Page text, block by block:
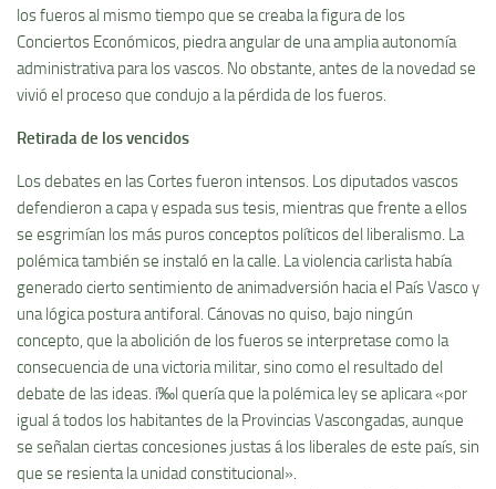
los fueros al mismo tiempo que se creaba la figura de los
Conciertos Económicos, piedra angular de una amplia autonomí­a
administrativa para los vascos. No obstante, antes de la novedad se
vivió el proceso que condujo a la pérdida de los fueros.
Retirada de los vencidos
Los debates en las Cortes fueron intensos. Los diputados vascos
defendieron a capa y espada sus tesis, mientras que frente a ellos
se esgrimí­an los más puros conceptos polí­ticos del liberalismo. La
polémica también se instaló en la calle. La violencia carlista habí­a
generado cierto sentimiento de animadversión hacia el Paí­s Vasco y
una lógica postura antiforal. Cánovas no quiso, bajo ningún
concepto, que la abolición de los fueros se interpretase como la
consecuencia de una victoria militar, sino como el resultado del
debate de las ideas. í‰l querí­a que la polémica ley se aplicara «por
igual á todos los habitantes de la Provincias Vascongadas, aunque
se señalan ciertas concesiones justas á los liberales de este paí­s, sin
que se resienta la unidad constitucional».